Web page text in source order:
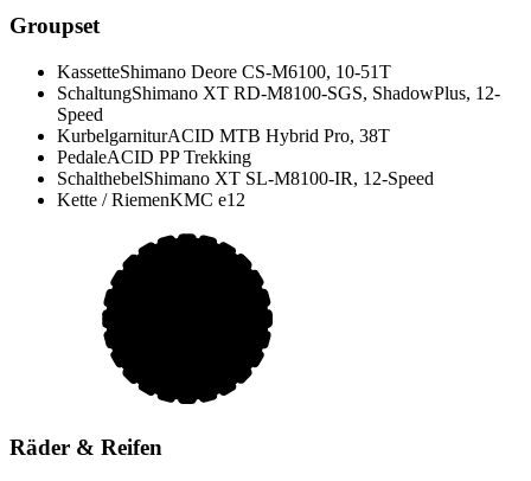
Groupset
KassetteShimano Deore CS-M6100, 10-51T
SchaltungShimano XT RD-M8100-SGS, ShadowPlus, 12-
Speed
KurbelgarniturACID MTB Hybrid Pro, 38T
PedaleACID PP Trekking
SchalthebelShimano XT SL-M8100-IR, 12-Speed
Kette / RiemenKMC e12
Räder & Reifen